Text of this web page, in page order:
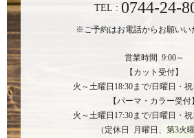
TEL : 0744-24-
※ご予約はお電話からお願いい
営業時間 9:00～
【カット受付】
火～土曜日18:30まで/日曜日・
【パーマ・カラー受付】
火～土曜日17:30まで/日曜日・
（定休日 月曜日、第3火曜